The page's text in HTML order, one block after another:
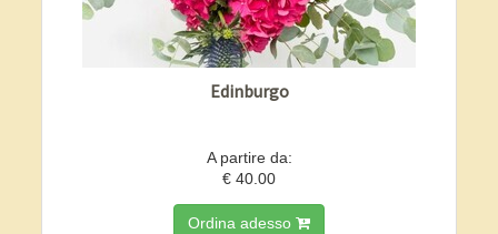
Edinburgo
A partire da:
€ 40.00
Ordina adesso